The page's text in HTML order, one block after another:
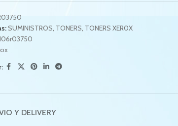
SUMINISTROS, TONERS, TONERS XER0X
Y DELIVERY